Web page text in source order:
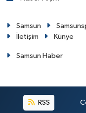
Samsun
İletişim
Künye
Samsun Haber
RSS